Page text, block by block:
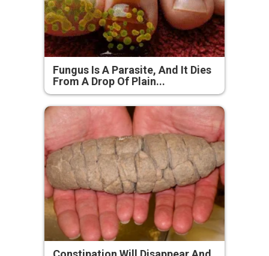
Fungus Is A Parasite, And It Dies
From A Drop Of Plain...